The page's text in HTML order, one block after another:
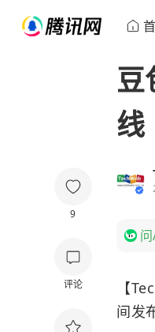
9
评论
豆
线
【
间发